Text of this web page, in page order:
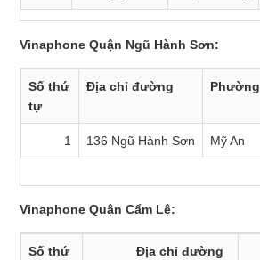
Vinaphone Quận Ngũ Hành Sơn:
Số thứ
tự
Địa chỉ đường Phường
1 136 Ngũ Hành Sơn Mỹ An
Vinaphone Quận Cẩm Lệ:
Số thứ
Địa chỉ đường